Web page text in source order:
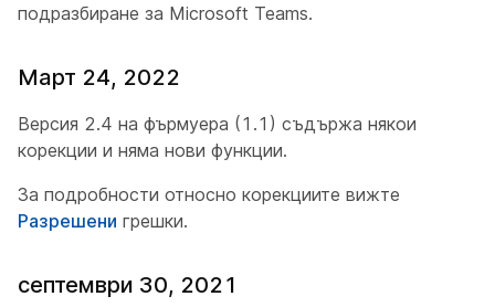
подразбиране за Microsoft Teams.
Март 24, 2022
Версия 2.4 на фърмуера (1.1) съдържа някои
корекции и няма нови функции.
За подробности относно корекциите вижте
Разрешени грешки.
септември 30, 2021